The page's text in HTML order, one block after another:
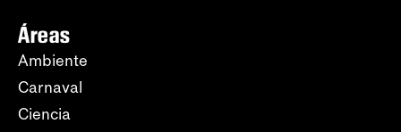
Áreas
Ambiente
Carnaval
Ciencia